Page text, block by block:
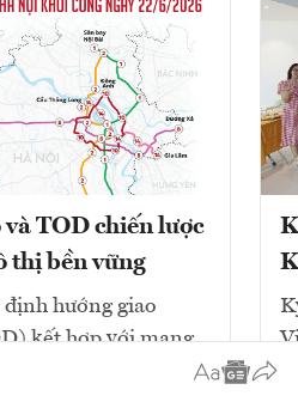
TOD chiến lược
thị bền vững
hướng giao
kết hợp với mạng
là chiến lược